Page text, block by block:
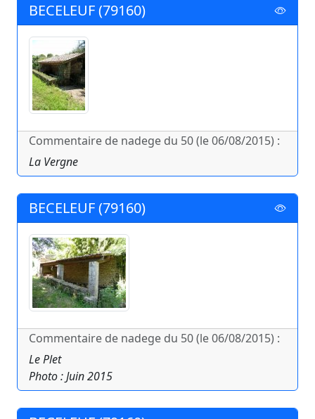
BECELEUF (79160)
Commentaire de nadege du 50 (le 06/08/2015) :
La Vergne
BECELEUF (79160)
Commentaire de nadege du 50 (le 06/08/2015) :
Le Plet
Photo : Juin 2015